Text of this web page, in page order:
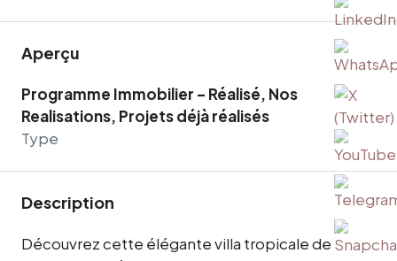
Aperçu
Programme Immobilier – Réalisé, Nos
Realisations, Projets déjà réalisés
Type
Description
Découvrez cette élégante villa tropicale de